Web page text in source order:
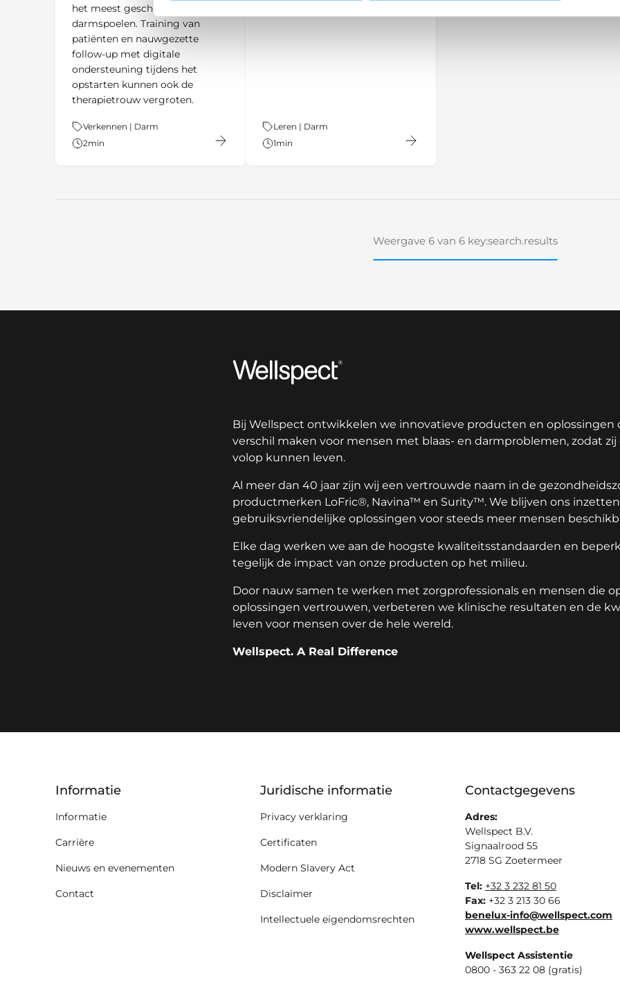
het meest geschikt is voor
darmspoelen. Training van
patiënten en nauwgezette
follow-up met digitale
ondersteuning tijdens het
opstarten kunnen ook de
therapietrouw vergroten.
Thema:
Verkennen | Darm
2min
Thema:
Leren | Darm
1min
Weergave 6 van 6 key:search.results
Wellspect
Bij Wellspect ontwikkelen we innovatieve producten en oplossingen
verschil maken voor mensen met blaas- en darmproblemen, zodat zij
volop kunnen leven.
Al meer dan 40 jaar zijn wij een vertrouwde naam in de
productmerken LoFric®, Navina™ en Surity™. We blijven ons
gebruiksvriendelijke oplossingen voor steeds meer mensen
Elke dag werken we aan de hoogste kwaliteitsstandaarden en
tegelijk de impact van onze producten op het milieu.
Door nauw samen te werken met zorgprofessionals en mensen die
oplossingen vertrouwen, verbeteren we klinische resultaten en de
leven voor mensen over de hele wereld.
Wellspect. A Real Difference
Informatie
Informatie
Carrière
Nieuws en evenementen
Contact
Juridische informatie
Privacy verklaring
Certificaten
Modern Slavery Act
Disclaimer
Intellectuele eigendomsrechten
Contactgegevens
Adres:
Wellspect B.V.
Signaalrood 55
2718 SG Zoetermeer
Tel: +32 3 232 81 50
Fax: +32 3 213 30 66
benelux-info@wellspect.com
www.wellspect.be
Wellspect Assistentie
0800 - 363 22 08 (gratis)